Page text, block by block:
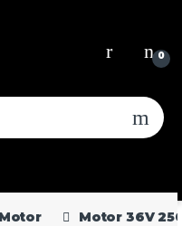
0
Motor Motor 36V